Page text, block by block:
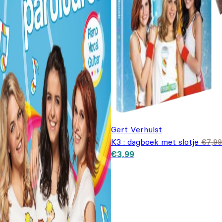
Gert Verhulst
K3 : dagboek met slotje €7,99
Oorspronkelijke prijs was:
€7,99.
€3,99Huidige prijs is: €3,99.